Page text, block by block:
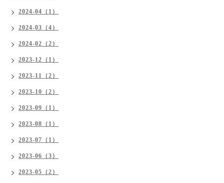
2024-04（1）
2024-03（4）
2024-02（2）
2023-12（1）
2023-11（2）
2023-10（2）
2023-09（1）
2023-08（1）
2023-07（1）
2023-06（3）
2023-05（2）